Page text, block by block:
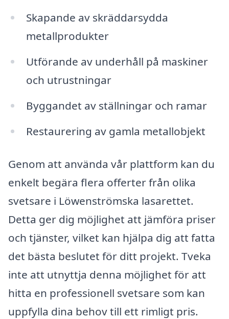
Skapande av skräddarsydda
metallprodukter
Utförande av underhåll på maskiner
och utrustningar
Byggandet av ställningar och ramar
Restaurering av gamla metallobjekt
Genom att använda vår plattform kan du
enkelt begära flera offerter från olika
svetsare i Löwenströmska lasarettet.
Detta ger dig möjlighet att jämföra priser
och tjänster, vilket kan hjälpa dig att fatta
det bästa beslutet för ditt projekt. Tveka
inte att utnyttja denna möjlighet för att
hitta en professionell svetsare som kan
uppfylla dina behov till ett rimligt pris.